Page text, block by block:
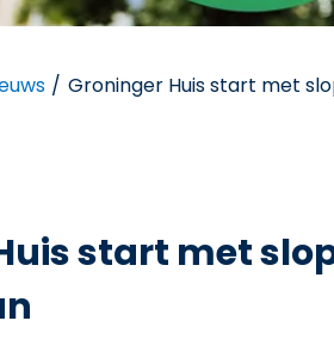
Groninger Huis start met
start met